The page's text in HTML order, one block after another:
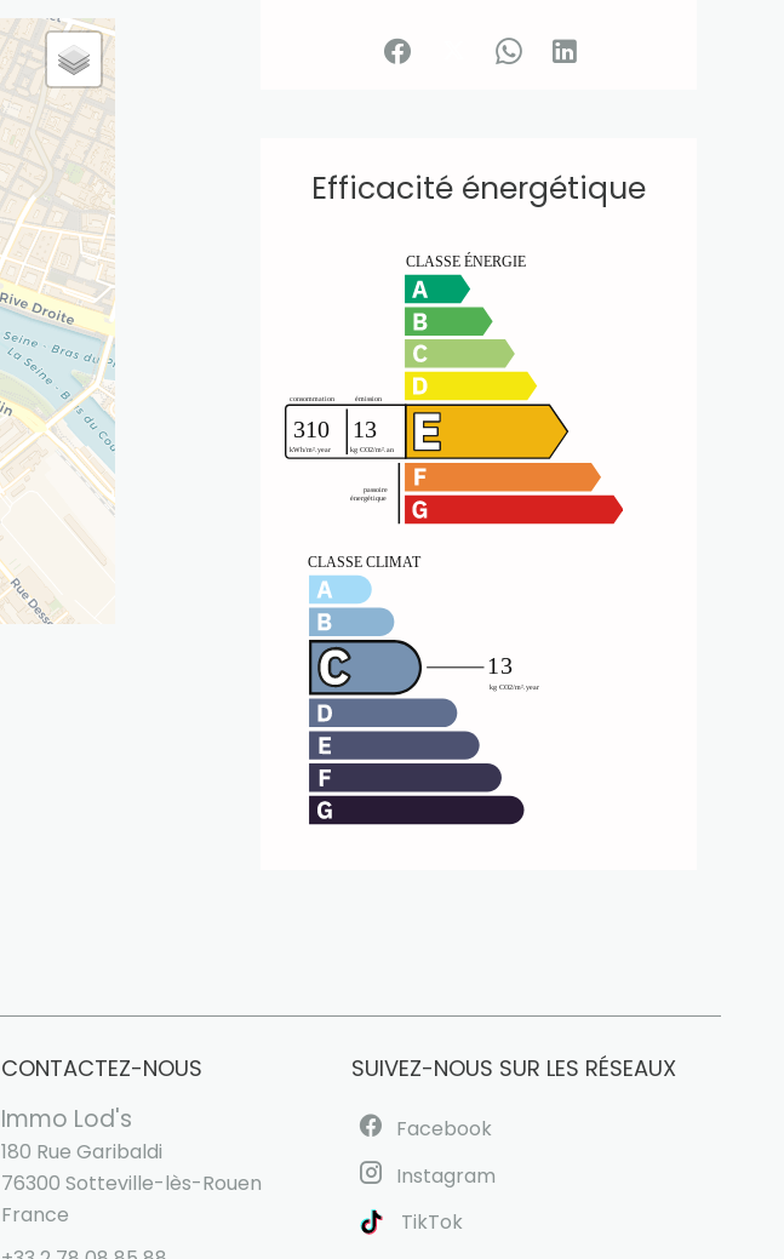
Efficacité énergétique
CONTACTEZ-NOUS
Immo Lod's
180 Rue Garibaldi
76300 Sotteville-lès-Rouen
France
SUIVEZ-NOUS SUR LES RÉSEAUX
Facebook
Instagram
TikTok